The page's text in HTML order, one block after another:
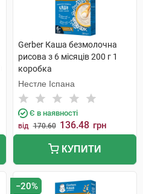
Gerber Каша безмолочна
рисова з 6 місяців 200 г 1
коробка
Нестле Іспана
Є в наявності
від 170.60 136.48 грн
КУПИТИ
−20%